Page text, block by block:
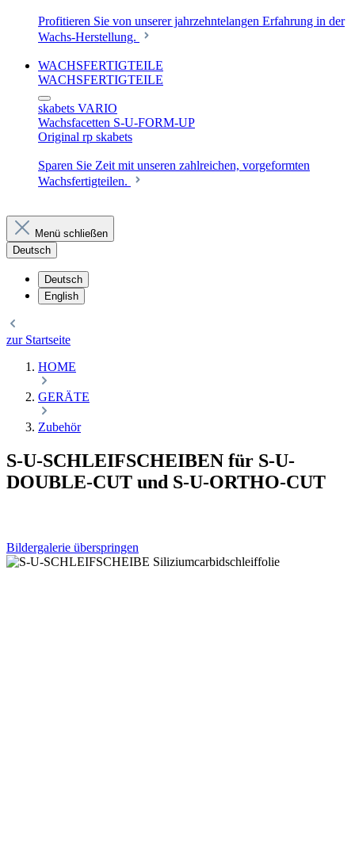
Profitieren Sie von unserer jahrzehntelangen Erfahrung in der
Wachs-Herstellung.
WACHSFERTIGTEILE
WACHSFERTIGTEILE
skabets VARIO
Wachsfacetten S-U-FORM-UP
Original rp skabets
Sparen Sie Zeit mit unseren zahlreichen, vorgeformten
Wachsfertigteilen.
Menü schließen
Deutsch
Deutsch
English
zur Startseite
HOME
GERÄTE
Zubehör
S-U-SCHLEIFSCHEIBEN für S-U-
DOUBLE-CUT und S-U-ORTHO-CUT
Bildergalerie überspringen